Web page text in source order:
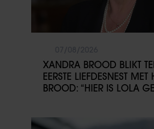
XANDRA BROOD BLIKT
EERSTE LIEFDESNEST
BROOD: “HIER IS LOLA